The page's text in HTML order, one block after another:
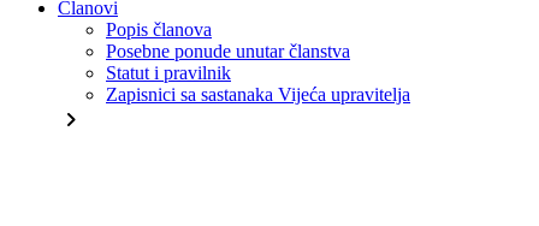
Članovi
Popis članova
Posebne ponude unutar članstva
Statut i pravilnik
Zapisnici sa sastanaka Vijeća upravitelja
chevron_right